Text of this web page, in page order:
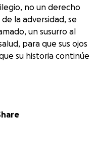
no un derecho
la adversidad, se
un susurro al
para que sus ojos
su historia continúe